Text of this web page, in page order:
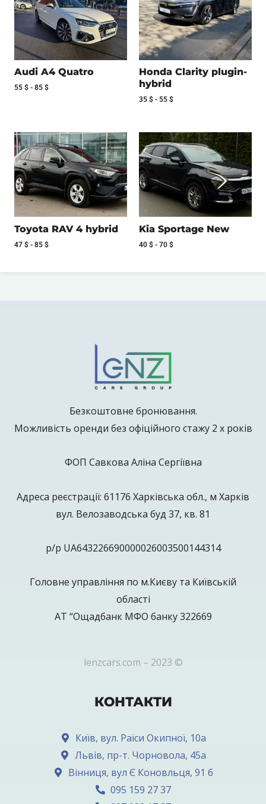
Audi A4 Quatro
55 $ - 85 $
Honda Clarity plugin-
hybrid
35 $ - 55 $
Toyota RAV 4 hybrid
47 $ - 85 $
Kia Sportage New
40 $ - 70 $
Безкоштовне бронювання.
Можливість оренди без офіційного стажу 2 х років
ФОП Савкова Аліна Сергіївна
Адреса реєстрації: 61176 Харківська обл., м Харків
вул. Велозаводська буд 37, кв. 81
р/р UA643226690000026003500144314
Головне управління по м.Києву та Київській
області
АТ “Ощадбанк МФО банку 322669
lenzcars.com – 2023 ©
КОНТАКТИ
Київ, вул. Раїси Окипної, 10а
Львів, пр-т. Чорновола, 45а
Вінниця, вул Є Коновльця, 91 б
095 159 27 37